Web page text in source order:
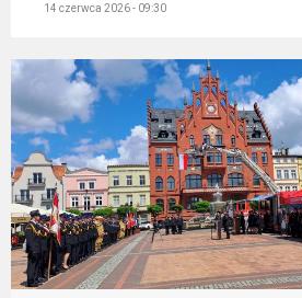
14 czerwca 2026 - 09:30